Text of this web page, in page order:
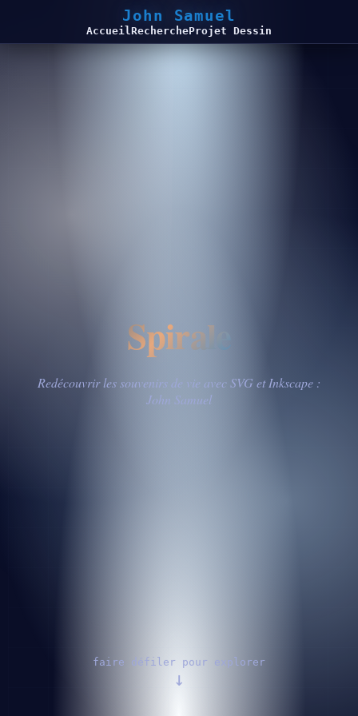
John Samuel
AccueilRechercheProjet Dessin
Spirale
Redécouvrir les souvenirs de vie avec SVG et Inkscape :
John Samuel
faire défiler pour explorer